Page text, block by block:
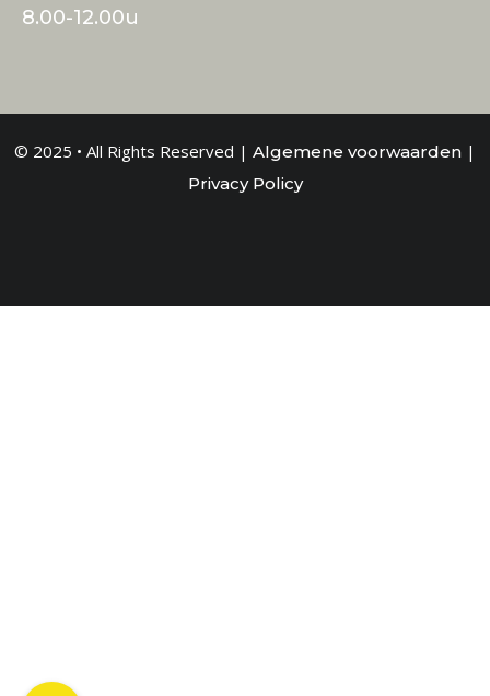
8.00-12.00u
© 2025 • All Rights Reserved | Algemene voorwaarden |
Privacy Policy